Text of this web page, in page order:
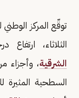
توقّع المركز
الثلاثاء،
الشرقية، وأجزاء
السطحية المثيرة